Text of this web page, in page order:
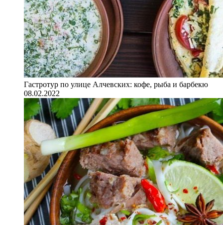
Гастротур по улице Алчевских: кофе, рыба и барбекю
08.02.2022